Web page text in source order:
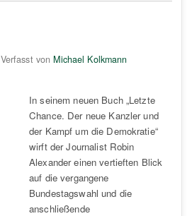
Verfasst von Michael Kolkmann
In seinem neuen Buch „Letzte
Chance. Der neue Kanzler und
der Kampf um die Demokratie“
wirft der Journalist Robin
Alexander einen vertieften Blick
auf die vergangene
Bundestagswahl und die
anschließende